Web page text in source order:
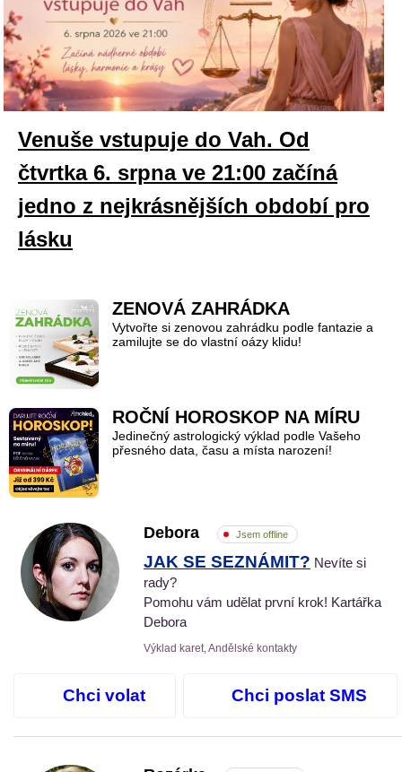
Venuše vstupuje do Vah. Od
čtvrtka 6. srpna ve 21:00 začíná
jedno z nejkrásnějších období pro
lásku
ZENOVÁ ZAHRÁDKA
Vytvořte si zenovou zahrádku podle fantazie a
zamilujte se do vlastní oázy klidu!
ROČNÍ HOROSKOP NA MÍRU
Jedinečný astrologický výklad podle Vašeho
přesného data, času a místa narození!
Debora Jsem offline
JAK SE SEZNÁMIT? Nevíte si
rady?
Pomohu vám udělat první krok! Kartářka
Debora
Výklad karet, Andělské kontakty
Chci volat Chci poslat SMS